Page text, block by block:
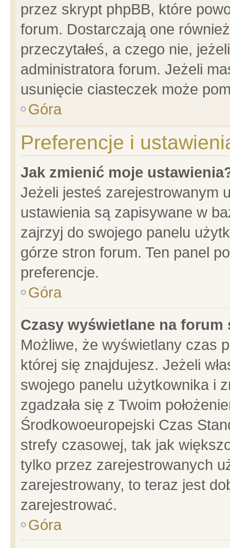
przez skrypt phpBB, które
forum. Dostarczają one
przeczytałeś, a czego nie,
administratora forum. Jeżeli
usunięcie ciasteczek może
Góra
Preferencje i
Jak zmienić moje
Jeżeli jesteś zarejestrowanym
ustawienia są zapisywane w
zajrzyj do swojego panelu
górze stron forum. Ten panel
preferencje.
Góra
Czasy wyświetlane na forum
Możliwe, że wyświetlany czas
której się znajdujesz. Jeżeli
swojego panelu użytkownika i
zgadzała się z Twoim
Środkowoeuropejski Czas
strefy czasowej, tak jak
tylko przez zarejestrowanych
zarejestrowany, to teraz jest
zarejestrować.
Góra